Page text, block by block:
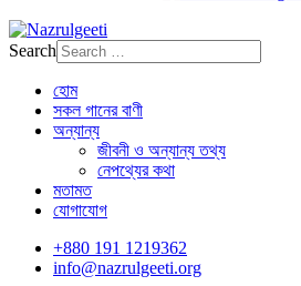
Search
হোম
সকল গানের বাণী
অন্যান্য
জীবনী ও অন্যান্য তথ্য
নেপথ্যের কথা
মতামত
যোগাযোগ
+880 191 1219362
info@nazrulgeeti.org